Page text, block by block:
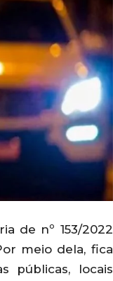
de nº 153/2022
meio dela, fica
públicas, locais